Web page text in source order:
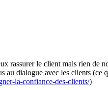
rassurer le client mais rien de
dialogue avec les clients
la-confiance-des-clients/)